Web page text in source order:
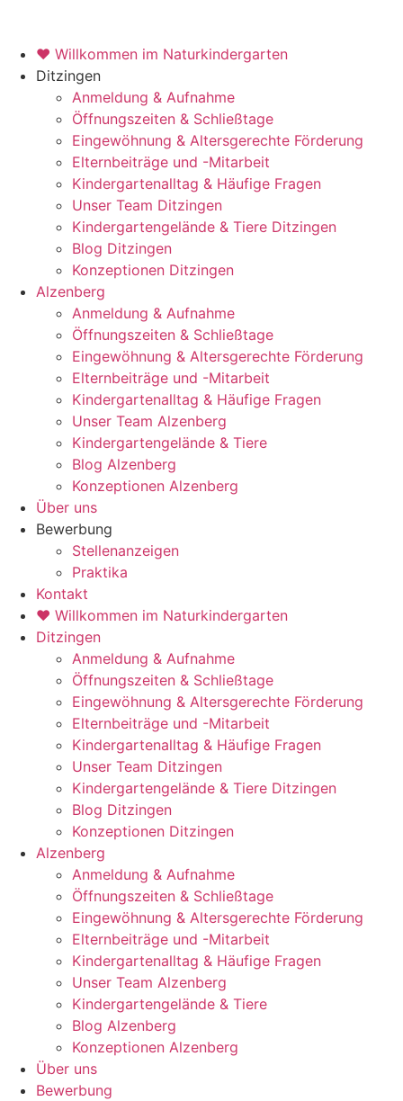
♥ Willkommen im Naturkindergarten
Ditzingen
Anmeldung & Aufnahme
Öffnungszeiten & Schließtage
Eingewöhnung & Altersgerechte Förderung
Elternbeiträge und -Mitarbeit
Kindergartenalltag & Häufige Fragen
Unser Team Ditzingen
Kindergartengelände & Tiere Ditzingen
Blog Ditzingen
Konzeptionen Ditzingen
Alzenberg
Anmeldung & Aufnahme
Öffnungszeiten & Schließtage
Eingewöhnung & Altersgerechte Förderung
Elternbeiträge und -Mitarbeit
Kindergartenalltag & Häufige Fragen
Unser Team Alzenberg
Kindergartengelände & Tiere
Blog Alzenberg
Konzeptionen Alzenberg
Über uns
Bewerbung
Stellenanzeigen
Praktika
Kontakt
♥ Willkommen im Naturkindergarten
Ditzingen
Anmeldung & Aufnahme
Öffnungszeiten & Schließtage
Eingewöhnung & Altersgerechte Förderung
Elternbeiträge und -Mitarbeit
Kindergartenalltag & Häufige Fragen
Unser Team Ditzingen
Kindergartengelände & Tiere Ditzingen
Blog Ditzingen
Konzeptionen Ditzingen
Alzenberg
Anmeldung & Aufnahme
Öffnungszeiten & Schließtage
Eingewöhnung & Altersgerechte Förderung
Elternbeiträge und -Mitarbeit
Kindergartenalltag & Häufige Fragen
Unser Team Alzenberg
Kindergartengelände & Tiere
Blog Alzenberg
Konzeptionen Alzenberg
Über uns
Bewerbung